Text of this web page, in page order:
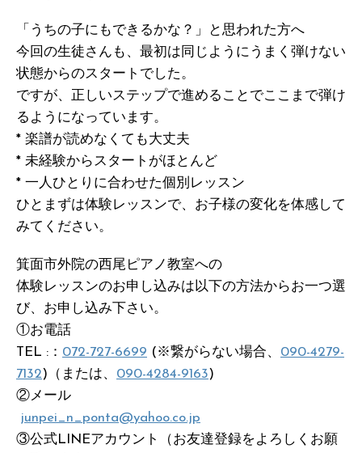
「うちの子にもできるかな？」と思われた方へ
今回の生徒さんも、最初は同じようにうまく弾けない
状態からのスタートでした。
ですが、正しいステップで進めることでここまで弾け
るようになっています。
* 楽譜が読めなくても大丈夫
* 未経験からスタートがほとんど
* 一人ひとりに合わせた個別レッスン
ひとまずは体験レッスンで、お子様の変化を体感して
みてください。
箕面市外院の西尾ピアノ教室への
体験レッスンのお申し込みは以下の方法からお一つ選
び、お申し込み下さい。
①お電話
TEL :： 072-727-6699 (※繋がらない場合、 090-4279-
7132)（または、 090-4284-9163)
②メール
junpei_n_ponta@yahoo.co.jp
③公式LINEアカウント（お友達登録をよろしくお願